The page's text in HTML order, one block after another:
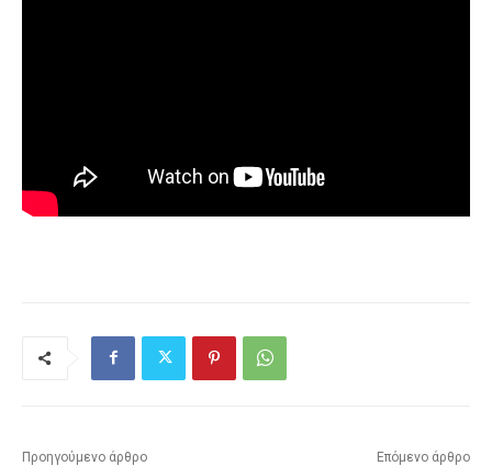
Προηγούμενο άρθρο Επόμενο άρθρο